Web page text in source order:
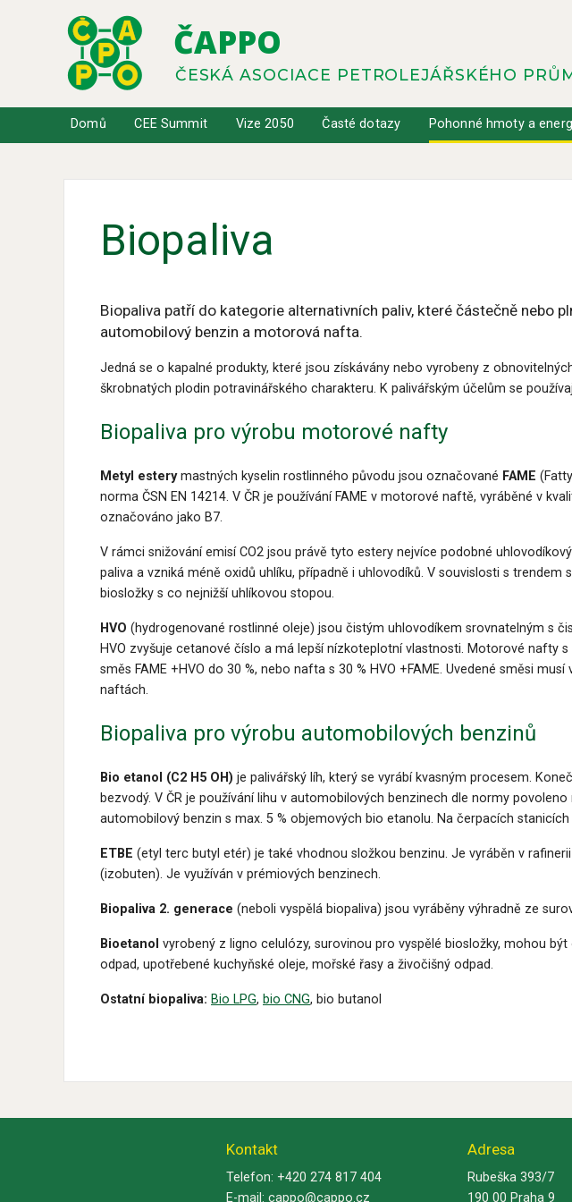
ČAPPO
ČESKÁ ASOCIACE PETROLEJÁŘSKÉHO
Domů CEE Summit Vize 2050 Časté dotazy Pohonné hmoty a
Biopaliva
Biopaliva patří do kategorie alternativních paliv, které částečně nebo
automobilový benzin a motorová nafta.
Jedná se o kapalné produkty, které jsou získávány nebo vyrobeny z
škrobnatých plodin potravinářského charakteru. K palivářským účelům se
Biopaliva pro výrobu motorové nafty
Metyl esterymastných kyselin rostlinného původu jsou označované FAME
norma ČSN EN 14214. V ČR je používání FAME v motorové naftě, vyráběné v
označováno jako B7.
V rámci snižování emisí CO2 jsou právě tyto estery nejvíce podobné
paliva a vzniká méně oxidů uhlíku, případně i uhlovodíků. V souvislosti s
biosložky s co nejnižší uhlíkovou stopou.
HVO (hydrogenované rostlinné oleje) jsou čistým uhlovodíkem srovnatelným s
HVO zvyšuje cetanové číslo a má lepší nízkoteplotní vlastnosti. Motorové nafty
směs FAME +HVO do 30 %, nebo nafta s 30 % HVO +FAME. Uvedené směsi
naftách.
Biopaliva pro výrobu automobilových benzinů
Bio etanol (C2 H 5 OH) je palivářský líh, který se vyrábí kvasným procesem.
bezvodý. V ČR je používání lihu v automobilových benzinech dle normy
automobilový benzin s max. 5 % objemových bio etanolu. Na čerpacích
ETBE (etyl terc butyl etér) je také vhodnou složkou benzinu. Je vyráběn v
(izobuten). Je využíván v prémiových benzinech.
Biopaliva 2. generace (neboli vyspělá biopaliva) jsou vyráběny výhradně ze
Bioetanol vyrobený z ligno celulózy, surovinou pro vyspělé biosložky, mohou
odpad, upotřebené kuchyňské oleje, mořské řasy a živočišný odpad.
Ostatní biopaliva: Bio LPG, bio CNG, bio butanol
Kontakt
Telefon: +420 274 817 404
E-mail: cappo@cappo.cz
Adresa
Rubeška 393/7
190 00 Praha 9